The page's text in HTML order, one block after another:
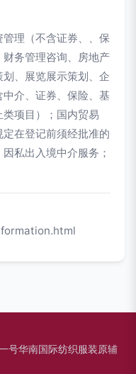
理（不含证券、、保
务管理咨询、房地产
、展览展示策划、企
介、证券、保险、基
项目）；国内贸易
定在登记前须经批准的
私出入境中介服务；
号华南国际纺织服装原辅